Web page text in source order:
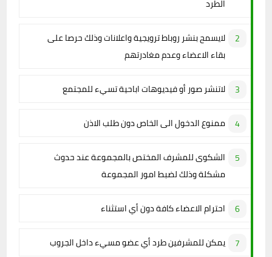
الطرد
لايسمح بنشر روباط ترويجية واعلانات وذلك حرصا على
بقاء الاعضاء وعدم مغادرتهم
لاتنشر صور أو فيديوهات اباحية تسيء للمجتمع
ممنوع الدخول الى الخاص دون طلب الاذن
الشكوى للمشرف المختص بالمجموعة عند حدوث
مشكلة وذلك لضبط امور المجموعة
احترام الاعضاء كافة دون أي استثناء
يمكن للمشرفين طرد أي عضو مسيء داخل الجروب